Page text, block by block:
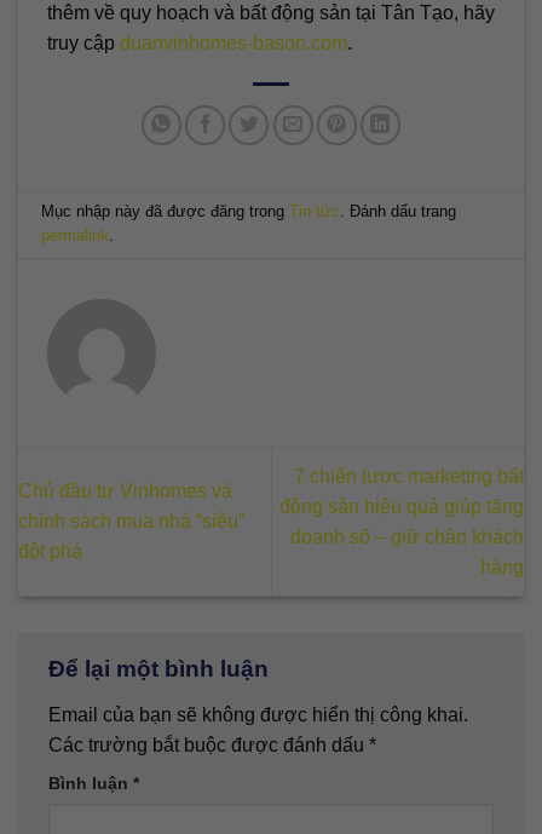
thêm về quy hoạch và bất động sản tại Tân Tạo, hãy
truy cập duanvinhomes-bason.com.
Mục nhập này đã được đăng trongTin tức . Đánh dấu trang
permalink
Chủ đầu tư Vinhomes và
chính sách mua nhà “siêu”
đột phá
7 chiến lược marketing bất
động sản hiệu quả giúp tăng
doanh số – giữ chân khách
hàng
Để lại một bình luận
Email của bạn sẽ không được hiển thị công khai.
Các trường bắt buộc được đánh dấu *
Bình luận *